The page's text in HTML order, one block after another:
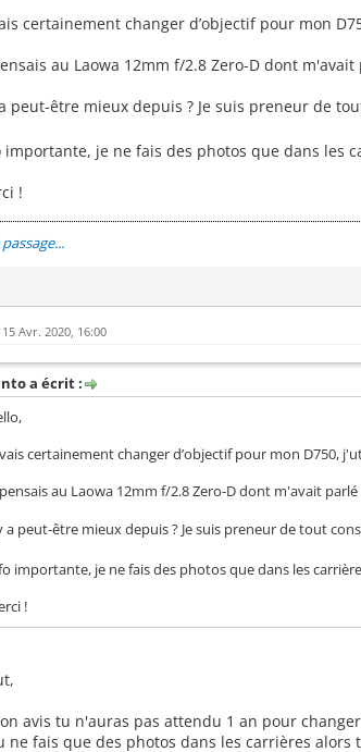
certainement changer d’objectif pour mon
au Laowa 12mm f/2.8 Zero-D dont
peut-être mieux depuis ? Je suis preneur de
importante, je ne fais des photos que dans les
!
Avr. 2020, 16:00
a écrit :
certainement changer d’objectif pour mon D750,
pensais au Laowa 12mm f/2.8 Zero-D dont m'avait parlé
a peut-être mieux depuis ? Je suis preneur de tout
importante, je ne fais des photos que dans les
!
avis tu n'auras pas attendu 1 an pour
ne fais que des photos dans les carrières